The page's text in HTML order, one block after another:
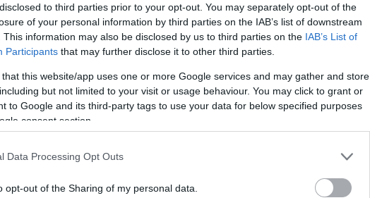
to third parties prior to your opt-out. You may separately opt-out of the
of your personal information by third parties on the IAB’s list of downstream
This information may also be disclosed by us to third parties on the IAB’s List of
Participants that may further disclose it to other third parties.
that this website/app uses one or more Google services and may gather and store
but not limited to your visit or usage behaviour. You may click to grant or
to Google and its third-party tags to use your data for below specified purposes
consent section.
Data Processing Opt Outs
opt-out of the Sharing of my personal data.